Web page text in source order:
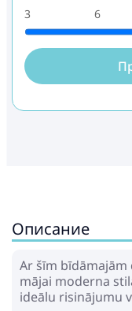
3 6
Описание
Ar šīm
mājai moderna
ideālu risinājumu